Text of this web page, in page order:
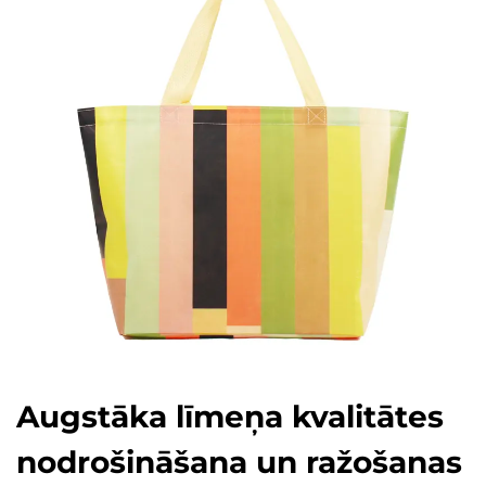
Augstāka līmeņa kvalitātes
nodrošināšana un ražošanas